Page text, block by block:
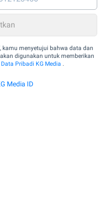
kamu menyetujui bahwa data dan
digunakan untuk memberikan
Pribadi KG Media .
Media ID